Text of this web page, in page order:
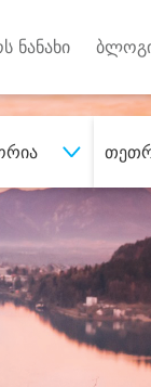
ნანახი